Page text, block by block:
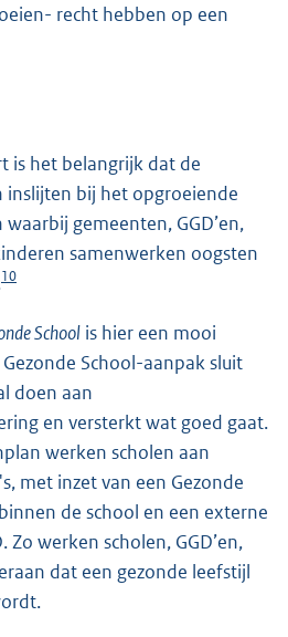
recht hebben op een
is het belangrijk dat de
inslijten bij het opgroeiende
gemeenten, GGD’en,
samenwerken oogsten
10
School is hier een mooi
Gezonde School-aanpak sluit
doen aan
en versterkt wat goed gaat.
werken scholen aan
met inzet van een Gezonde
de school en een externe
Zo werken scholen, GGD’en,
dat een gezonde leefstijl